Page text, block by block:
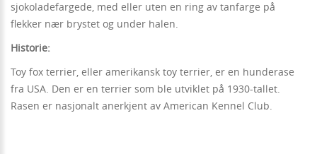
sjokoladefargede, med eller uten en ring av tanfarge på
flekker nær brystet og under halen.
Historie:
Toy fox terrier, eller amerikansk toy terrier, er en hunderase
fra USA. Den er en terrier som ble utviklet på 1930-tallet.
Rasen er nasjonalt anerkjent av American Kennel Club.